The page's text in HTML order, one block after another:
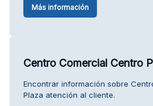
Más información
Centro Comercial Centro
Encontrar información sobre
Plaza atención al cliente.